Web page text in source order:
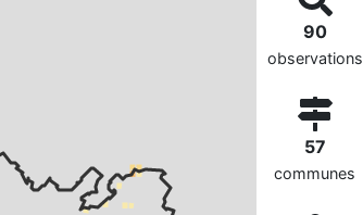
90
observations
57
communes